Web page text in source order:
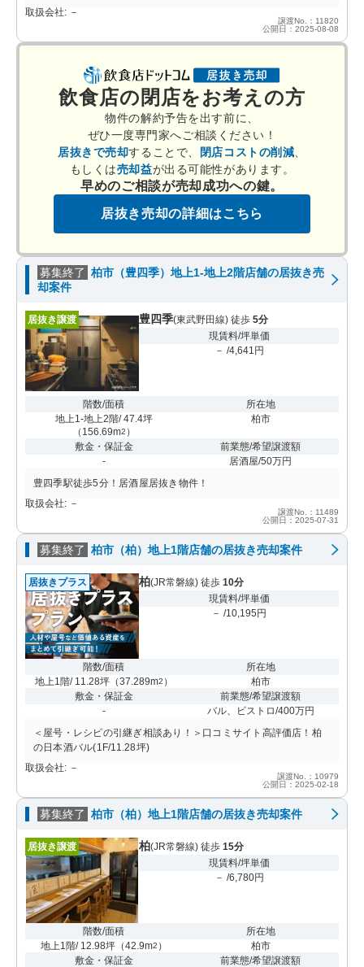
取扱会社: －
譲渡No.：11820
公開日：2025-08-08
飲食店の閉店をお考えの方
物件の解約予告を出す前に、
ぜひ一度専門家へご相談ください！
居抜きで売却することで、 閉店コストの削減
もしくは売却益が出る可能性があります。
早めのご相談が売却成功への鍵。
居抜き売却の詳細はこちら
募集終了 柏市（豊四季）地上1-地上2階店舗の居抜き売
却案件
居抜き譲渡 豊四季(東武野田線) 徒歩 5分
現賃料/坪単価
－ /4,641円
階数/面積
地上1-地上2階/ 47.4坪
（ 156.69m2 ）
所在地
柏市
敷金・保証金
-
前業態/希望譲渡額
居酒屋/50万円
豊四季駅徒歩5分！居酒屋居抜き物件！
取扱会社: －
譲渡No.：11489
公開日：2025-07-31
募集終了 柏市（柏）地上1階店舗の居抜き売却案件
居抜きプラス 柏(JR常磐線) 徒歩 10分
現賃料/坪単価
－ /10,195円
階数/面積
地上1階/ 11.28坪（37.289m2 ）
所在地
柏市
敷金・保証金
-
前業態/希望譲渡額
バル、ビストロ/400万円
＜屋号・レシピの引継ぎ相談あり！＞口コミサイト高評価店！柏
の日本酒バル(1F/11.28坪)
取扱会社: －
譲渡No.：10979
公開日：2025-02-18
募集終了 柏市（柏）地上1階店舗の居抜き売却案件
居抜き譲渡 柏(JR常磐線) 徒歩 15分
現賃料/坪単価
－ /6,780円
階数/面積
地上1階/ 12.98坪（42.9m2 ）
所在地
柏市
敷金・保証金
前業態/希望譲渡額